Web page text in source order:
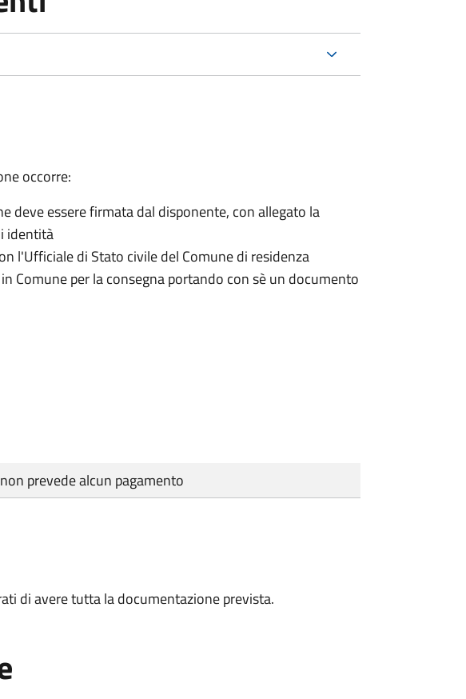
occorre:
deve essere firmata dal disponente, con allegato la
identità
l'Ufficiale di Stato civile del Comune di residenza
Comune per la consegna portando con sè un documento
prevede alcun pagamento
di avere tutta la documentazione prevista.